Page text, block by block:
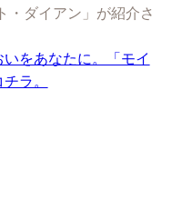
・ダイアン」が紹介さ
をあなたに。「モイ
ラ。